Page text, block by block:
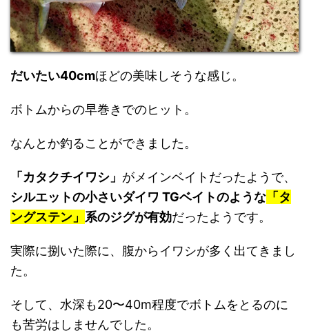
だいたい40cmほどの美味しそうな感じ。
ボトムからの早巻きでのヒット。
なんとか釣ることができました。
「カタクチイワシ」 がメインベイトだったようで、
シルエットの小さいダイワ TGベイトのような 「タ
ングステン」 系のジグが有効だったようです。
実際に捌いた際に、腹からイワシが多く出てきまし
た。
そして、水深も20〜40m程度でボトムをとるのに
も苦労はしませんでした。